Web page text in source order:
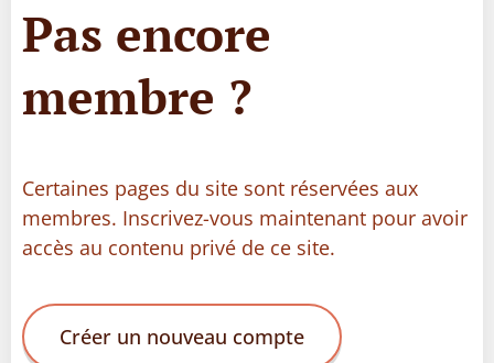
Pas encore
membre ?
Certaines pages du site sont réservées aux
membres. Inscrivez-vous maintenant pour avoir
accès au contenu privé de ce site.
Créer un nouveau compte